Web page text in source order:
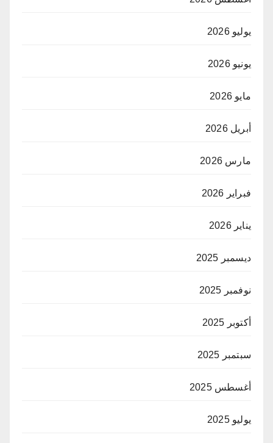
يوليو 2026
يونيو 2026
مايو 2026
أبريل 2026
مارس 2026
فبراير 2026
يناير 2026
ديسمبر 2025
نوفمبر 2025
أكتوبر 2025
سبتمبر 2025
أغسطس 2025
يوليو 2025